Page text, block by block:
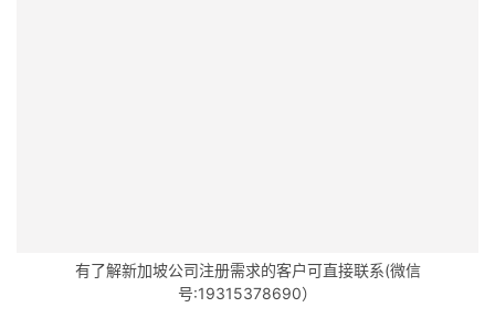
有了解新加坡公司注册需求的客户可直接联系(微信
号:19315378690）